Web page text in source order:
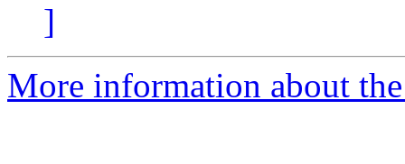
]
More information about